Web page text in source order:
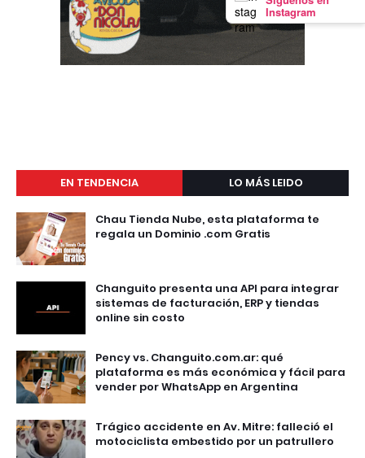
Instagram
EN TENDENCIA LO MÁS LEIDO
Chau Tienda Nube, esta plataforma te
regala un Dominio .com Gratis
Changuito presenta una API para integrar
sistemas de facturación, ERP y tiendas
online sin costo
Pency vs. Changuito.com.ar: qué
plataforma es más económica y fácil para
vender por WhatsApp en Argentina
Trágico accidente en Av. Mitre: falleció el
motociclista embestido por un patrullero